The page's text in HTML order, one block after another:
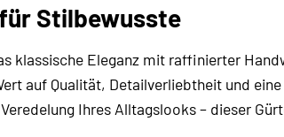
Stilbewusste
klassische Eleganz mit raffinierter
auf Qualität, Detailverliebtheit und
Ihres Alltagslooks – dieser